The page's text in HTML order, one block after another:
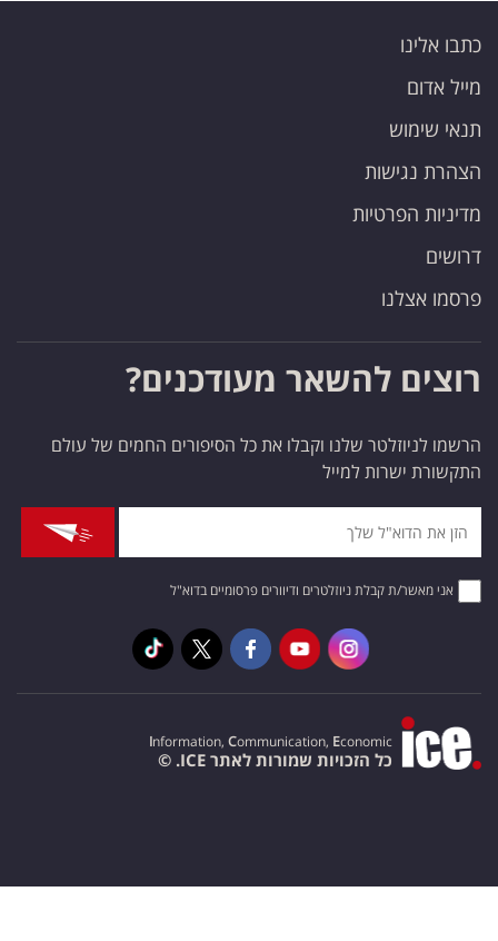
כתבו אלינו
מייל אדום
תנאי שימוש
הצהרת נגישות
מדיניות הפרטיות
דרושים
פרסמו אצלנו
רוצים להשאר מעודכנים?
הרשמו לניוזלטר שלנו וקבלו את כל הסיפורים החמים של עולם
התקשורת ישרות למייל
אני מאשר/ת קבלת ניוזלטרים ודיוורים פרסומיים בדוא"ל
Information, Communication, Economic
כל הזכויות שמורות לאתר ICE. ©